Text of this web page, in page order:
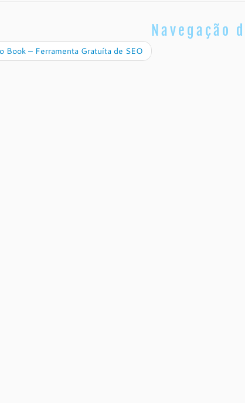
Navegação
Book – Ferramenta Gratuíta de SEO